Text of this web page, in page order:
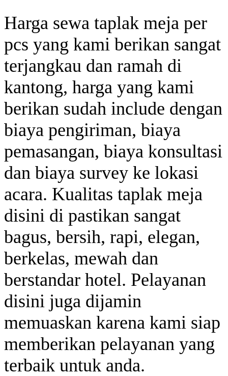
Harga sewa taplak meja per
pcs yang kami berikan sangat
terjangkau dan ramah di
kantong, harga yang kami
berikan sudah include dengan
biaya pengiriman, biaya
pemasangan, biaya konsultasi
dan biaya survey ke lokasi
acara. Kualitas taplak meja
disini di pastikan sangat
bagus, bersih, rapi, elegan,
berkelas, mewah dan
berstandar hotel. Pelayanan
disini juga dijamin
memuaskan karena kami siap
memberikan pelayanan yang
terbaik untuk anda.